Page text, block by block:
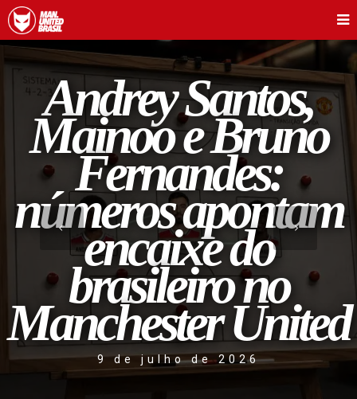
Andrey Santos,
Mainoo e Bruno
Fernandes:
números apontam
encaixe do
brasileiro no
Manchester United
9 de julho de 2026